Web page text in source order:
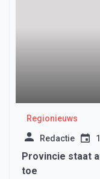
Regionieuws
Redactie
Provincie staat
toe